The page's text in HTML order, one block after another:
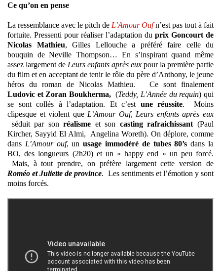
Ce qu’on en pense
La ressemblance avec le pitch de L’Amour Ouf n’est pas tout à fait
fortuite. Pressenti pour réaliser l’adaptation du prix Goncourt de
Nicolas Mathieu, Gilles Lellouche a préféré faire celle du
bouquin de Neville Thompson… En s’inspirant quand même
assez largement de Leurs enfants après eux pour la première partie
du film et en acceptant de tenir le rôle du père d’Anthony, le jeune
héros du roman de Nicolas Mathieu. Ce sont finalement
Ludovic et Zoran Boukherma, (Teddy, L’Année du requin) qui
se sont collés à l’adaptation. Et c’est une réussite. Moins
clipesque et violent que L’Amour Ouf, Leurs enfants après eux
séduit par sonréalisme et son casting rafraichissant (Paul
Kircher, Sayyid El Almi, Angelina Woreth). On déplore, comme
dans L’Amour ouf, unusage immodéré de tubes 80’s dans la
BO, des longueurs (2h20) et un « happy end » un peu forcé.
Mais, à tout prendre, on préfère largement cette version de
Roméo et Juliette de province. Les sentiments et l’émotion y sont
moins forcés.